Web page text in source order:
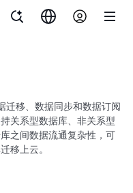
迁移、数据同步和数据订阅
关系型数据库、非关系型
之间数据流通复杂性，可
移上云。